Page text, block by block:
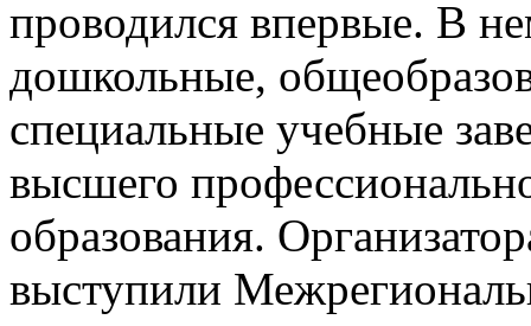
проводился впервые. В
дошкольные,
специальные учебные
высшего
образования.
выступили